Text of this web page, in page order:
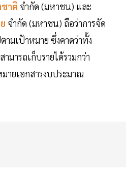
าติ จำกัด (มหาชน)​ และ
จำกัด (มหาชน) ถือว่าการจัด
ามเป้าหมาย ซึ่งคาดว่าทั้ง
ารถเก็บรายได้รวมกว่า
ายเอกสารงบประมาณ